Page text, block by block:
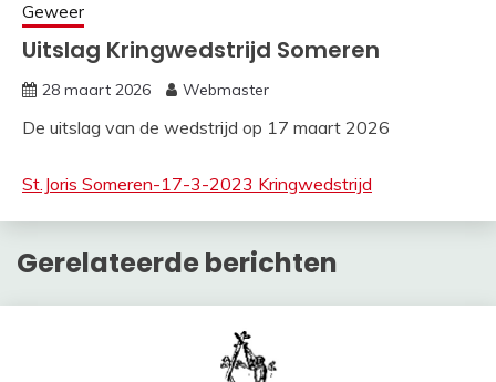
Geweer
Uitslag Kringwedstrijd Someren
28 maart 2026 Webmaster
De uitslag van de wedstrijd op 17 maart 2026
St.Joris Someren-17-3-2023 Kringwedstrijd
Gerelateerde berichten